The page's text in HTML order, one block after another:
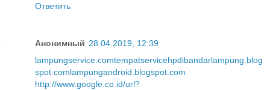
Ответить
Анонимный 28.04.2019, 12:39
lampungservice.comtempatservicehpdibandarlampung.blog
spot.comlampungandroid.blogspot.com
http://www.google.co.id/url?